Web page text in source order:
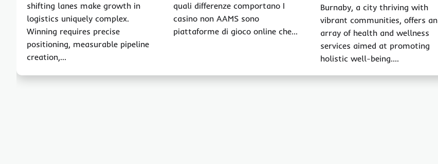
shifting lanes make growth in
logistics uniquely complex.
Winning requires precise
positioning, measurable pipeline
creation,…
quali differenze comportano I
casino non AAMS sono
piattaforme di gioco online che…
Burnaby, a city thriving with
vibrant communities, offers an
array of health and wellness
services aimed at promoting
holistic well-being.…